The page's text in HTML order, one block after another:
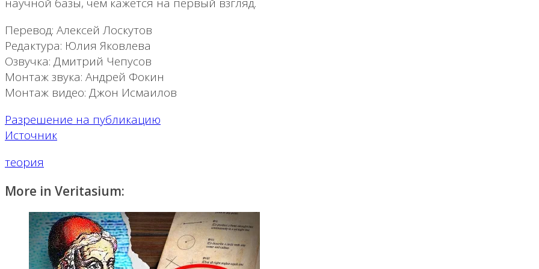
научной базы, чем кажется на первый взгляд.
Перевод: Алексей Лоскутов
Редактура: Юлия Яковлева
Озвучка: Дмитрий Чепусов
Монтаж звука: Андрей Фокин
Монтаж видео: Джон Исмаилов
Разрешение на публикацию
Источник
теория
More in Veritasium: